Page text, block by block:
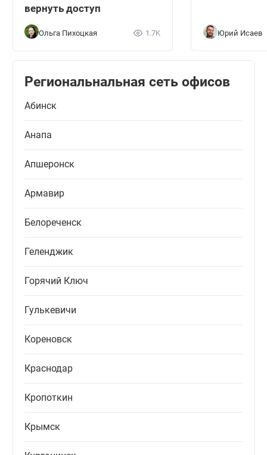
вернуть доступ
Ольга Пихоцкая 1.7K Юрий Исаев
Региональнальная сеть офисов
Абинск
Анапа
Апшеронск
Армавир
Белореченск
Геленджик
Горячий Ключ
Гулькевичи
Кореновск
Краснодар
Кропоткин
Крымск